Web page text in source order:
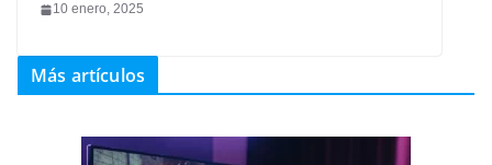
10 enero, 2025
Más artículos